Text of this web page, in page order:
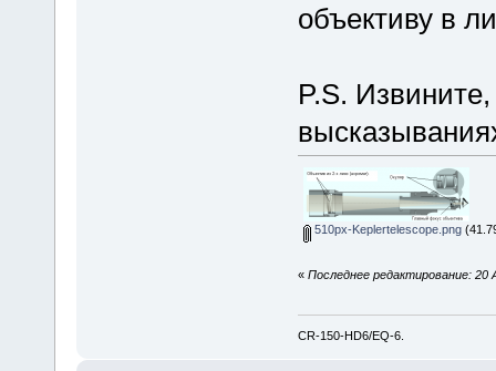
объективу в
P.S.
510px-Keplertelescope.png
« Последнее редактирование: 20
CR-150-HD6/EQ-6.